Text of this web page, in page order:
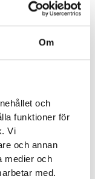
Om
och
funktioner för
Vi
och annan
medier och
med.